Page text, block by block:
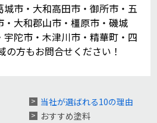
市・大和高田市・御所市・五
大和郡山市・橿原市・磯城
陀市・木津川市・精華町・四
の方もお問合せください！
当社が選ばれる10の理由
おすすめ塗料